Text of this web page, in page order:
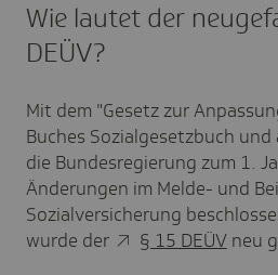
Wie lautet der
DEÜV?
Mit dem "Gesetz zur
Buches Sozialgesetzbuch
die Bundesregierung zum 1.
Änderungen im Melde- und
Sozialversicherung
wurde der
§ 15 DEÜVneu